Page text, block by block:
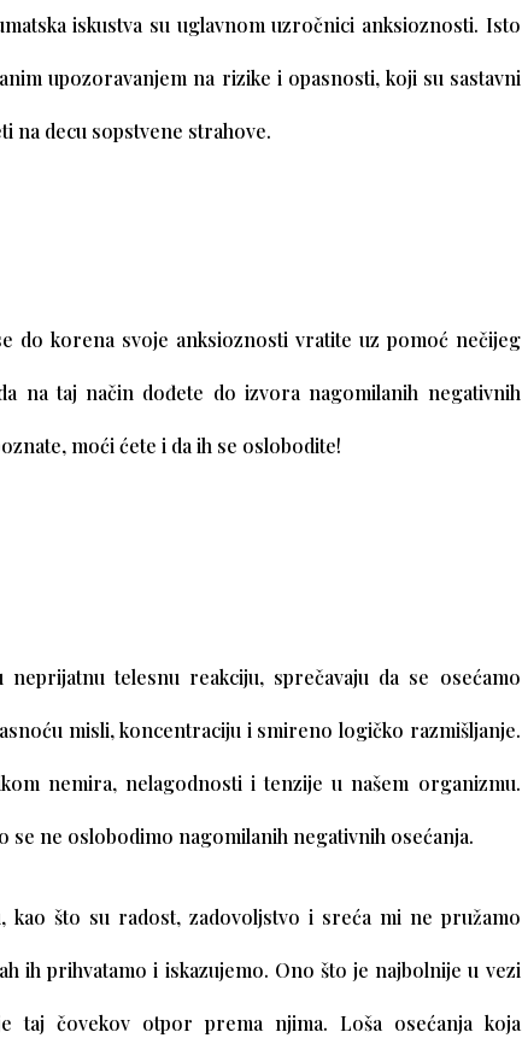
iskustva su uglavnom uzročnici anksioznosti. Isto
upozoravanjem na rizike i opasnosti, koji su sastavni
na decu sopstvene strahove.
do korena svoje anksioznosti vratite uz pomoć nečijeg
na taj način dođete do izvora nagomilanih negativnih
moći ćete i da ih se oslobodite!
neprijatnu telesnu reakciju, sprečavaju da se osećamo
misli, koncentraciju i smireno logičko razmišljanje.
nemira, nelagodnosti i tenzije u našem organizmu.
se ne oslobodimo nagomilanih negativnih osećanja.
kao što su radost, zadovoljstvo i sreća mi ne pružamo
ih prihvatamo i iskazujemo. Ono što je najbolnije u vezi
taj čovekov otpor prema njima. Loša osećanja koja